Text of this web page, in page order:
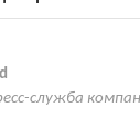
служба